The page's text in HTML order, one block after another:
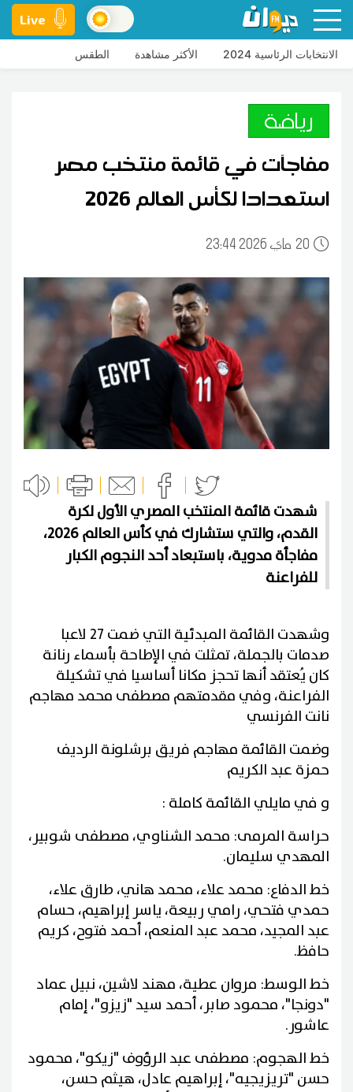
Live
الانتخابات الرئاسية 2024 الأكثر مشاهدة الطقس
رياضة
مفاجآت في قائمة منتخب مصر
استعدادا لكأس العالم 2026
20 23:44 2026 ماي
شهدت قائمة المنتخب المصري الأول لكرة
القدم، والتي ستشارك في كأس العالم 2026،
مفاجأة مدوية، باستبعاد أحد النجوم الكبار
للفراعنة
وشهدت القائمة المبدئية التي ضمت 27 لاعبا
صدمات بالجملة، تمثلت في الإطاحة بأسماء رنانة
كان يُعتقد أنها تحجز مكانا أساسيا في تشكيلة
الفراعنة، وفي مقدمتهم مصطفى محمد مهاجم
نانت الفرنسي
وضمت القائمة مهاجم فريق برشلونة الرديف
حمزة عبد الكريم
و في مايلي القائمة كاملة :
حراسة المرمى: محمد الشناوي، مصطفى شوبير،
المهدي سليمان.
خط الدفاع: محمد علاء، محمد هاني، طارق علاء،
حمدي فتحي، رامي ربيعة، ياسر إبراهيم، حسام
عبد المجيد، محمد عبد المنعم، أحمد فتوح، كريم
حافظ.
خط الوسط: مروان عطية، مهند لاشين، نبيل عماد
"دونجا"، محمود صابر، أحمد سيد "زيزو"، إمام
عاشور.
خط الهجوم: مصطفى عبد الرؤوف "زيكو"، محمود
حسن "تريزيجيه"، إبراهيم عادل، هيثم حسن،